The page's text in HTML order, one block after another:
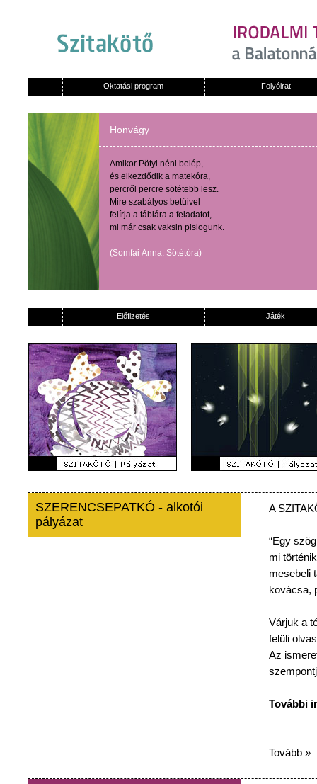
Oktatási program Folyóirat
Honvágy
Amikor Pötyi néni belép,
és elkezdődik a matekóra,
percről percre sötétebb lesz.
Mire szabályos betűivel
felírja a táblára a feladatot,
mi már csak vaksin pislogunk.
(Somfai Anna: Sötétóra)
Előfizetés Játék
SZERENCSEPATKÓ - alkotói
pályázat
A
“Egy szög
mi történik
mesebeli
kovácsa,
Várjuk a
felüli
Az
További
Tovább »